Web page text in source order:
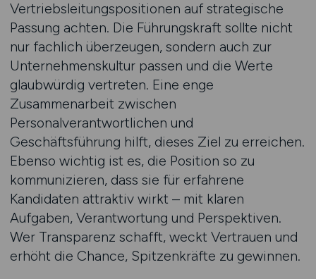
Vertriebsleitungspositionen auf strategische
Passung achten. Die Führungskraft sollte nicht
nur fachlich überzeugen, sondern auch zur
Unternehmenskultur passen und die Werte
glaubwürdig vertreten. Eine enge
Zusammenarbeit zwischen
Personalverantwortlichen und
Geschäftsführung hilft, dieses Ziel zu erreichen.
Ebenso wichtig ist es, die Position so zu
kommunizieren, dass sie für erfahrene
Kandidaten attraktiv wirkt – mit klaren
Aufgaben, Verantwortung und Perspektiven.
Wer Transparenz schafft, weckt Vertrauen und
erhöht die Chance, Spitzenkräfte zu gewinnen.